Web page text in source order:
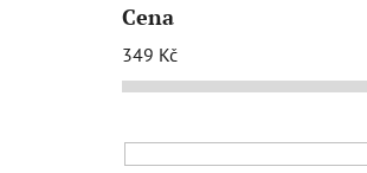
Cena
349 Kč